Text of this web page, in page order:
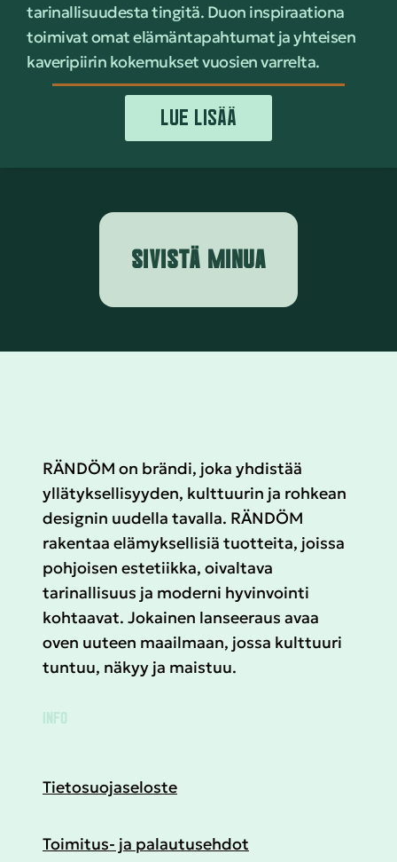
tarinallisuudesta tingitä. Duon inspiraationa
toimivat omat elämäntapahtumat ja yhteisen
kaveripiirin kokemukset vuosien varrelta.
LUE LISÄÄ
SIVISTÄ MINUA
RÄNDÖM on brändi, joka yhdistää
yllätyksellisyyden, kulttuurin ja rohkean
designin uudella tavalla. RÄNDÖM
rakentaa elämyksellisiä tuotteita, joissa
pohjoisen estetiikka, oivaltava
tarinallisuus ja moderni hyvinvointi
kohtaavat. Jokainen lanseeraus avaa
oven uuteen maailmaan, jossa kulttuuri
tuntuu, näkyy ja maistuu.
INFO
Tietosuojaseloste
Toimitus- ja palautusehdot